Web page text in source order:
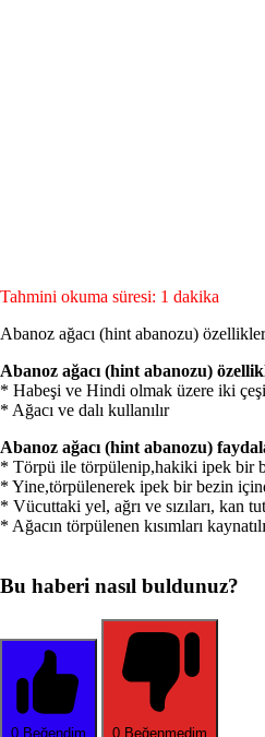
Tahmini okuma süresi: 1 dakika
Abanoz ağacı (hint abanozu)
Abanoz ağacı (hint abanozu)
* Habeşi ve Hindi olmak üzere iki
* Ağacı ve dalı kullanılır
Abanoz ağacı (hint abanozu)
* Törpü ile törpülenip,hakiki ipek bir
* Yine,törpülenerek ipek bir bezin
* Vücuttaki yel, ağrı ve sızıları, kan
* Ağacın törpülenen kısımları
Bu haberi nasıl buldunuz?
0 Beğendim 0 Beğenmedim